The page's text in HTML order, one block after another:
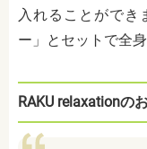
入れることができ
ー」とセットで全
RAKU relaxationの